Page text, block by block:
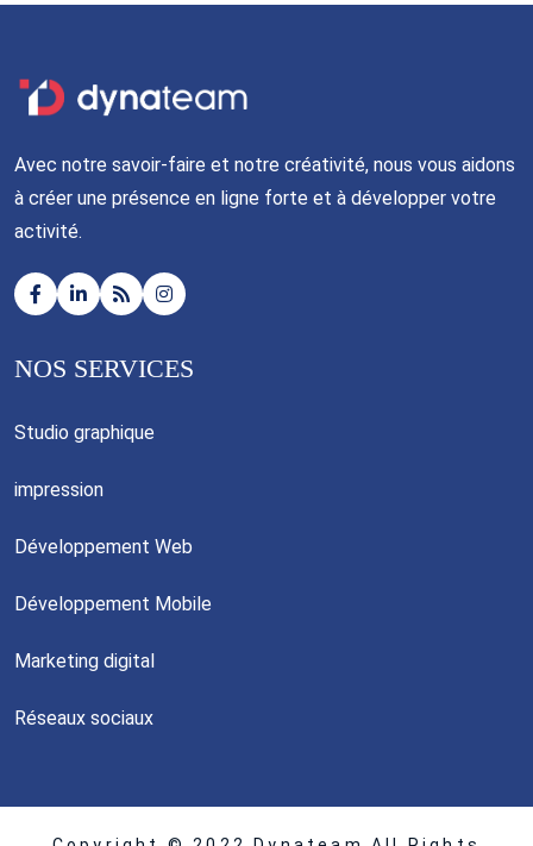
Avec notre savoir-faire et notre créativité, nous vous aidons
à créer une présence en ligne forte et à développer votre
activité.
NOS SERVICES
Studio graphique
impression
Développement Web
Développement Mobile
Marketing digital
Réseaux sociaux